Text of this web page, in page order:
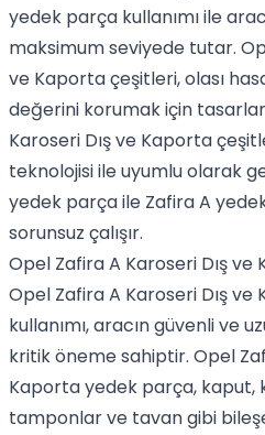
yedek parça kullanımı ile
maksimum seviyede tutar.
ve Kaporta çeşitleri, olası
değerini korumak için
Karoseri Dış ve Kaporta
teknolojisi ile uyumlu olarak
yedek parça ile Zafira A
sorunsuz çalışır.
Opel Zafira A Karoseri Dış
Opel Zafira A Karoseri Dış
kullanımı, aracın güvenli ve
kritik öneme sahiptir. Opel
Kaporta yedek parça, kaput,
tamponlar ve tavan gibi